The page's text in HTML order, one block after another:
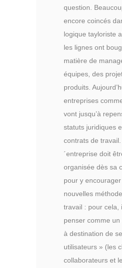
question.
encore coincés
logique tayloriste
les lignes ont
matière de
équipes, des
produits.
entreprises
vont jusqu’à
statuts juridiques
contrats de travail.
´entreprise doit
organisée dès sa
pour y
nouvelles
travail : pour cela,
penser comme un
à destination de
utilisateurs » (les
collaborateurs et